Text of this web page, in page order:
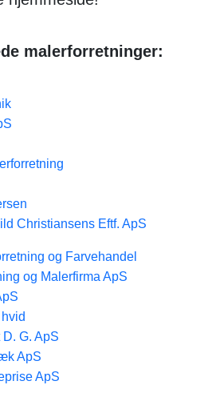
malerforretninger:
Christiansens Eftf. ApS
og Farvehandel
og Malerfirma ApS
G. ApS
ApS
ApS